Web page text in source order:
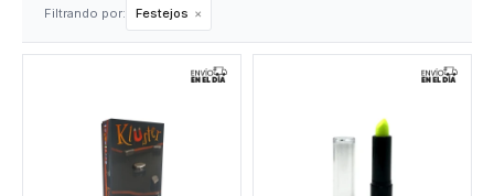
Filtrando por: Festejos